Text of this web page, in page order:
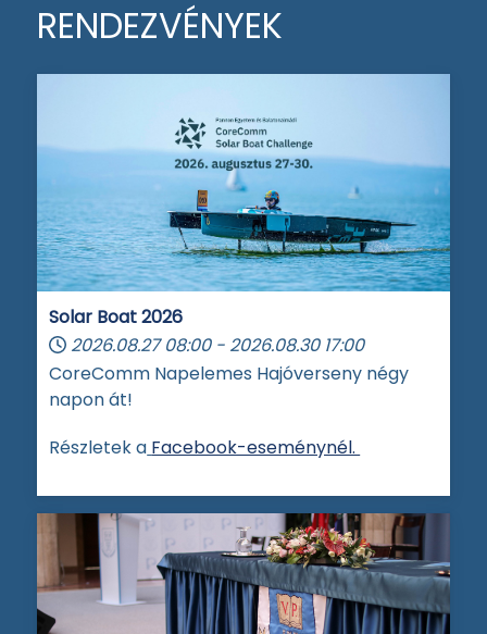
RENDEZVÉNYEK
Solar Boat 2026
2026.08.27 08:00 - 2026.08.30 17:00
CoreComm Napelemes Hajóverseny négy
napon át!
Részletek a Facebook-eseménynél.